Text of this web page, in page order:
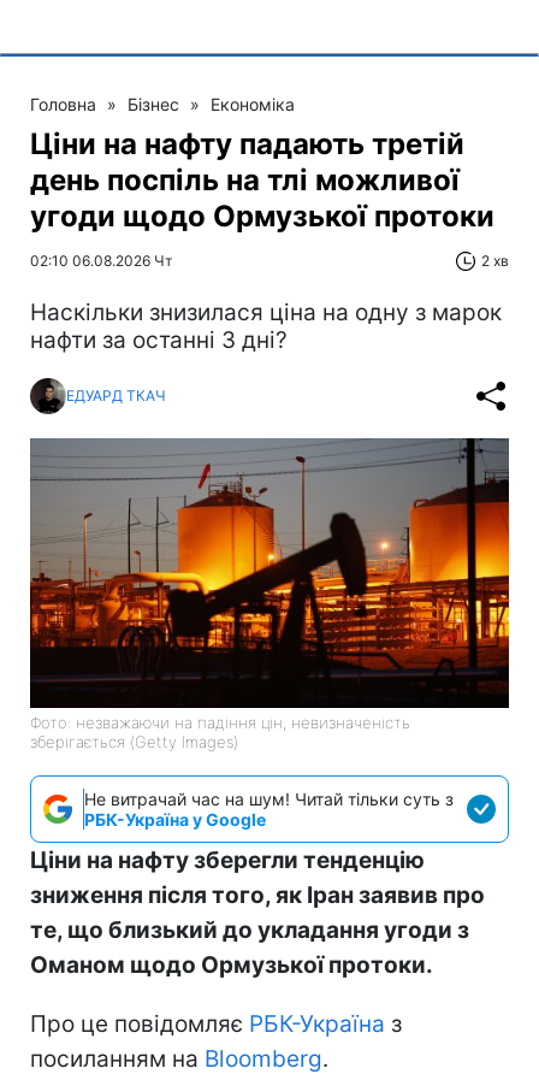
Головна » Бізнес » Економіка
Ціни на нафту падають третій
день поспіль на тлі можливої
угоди щодо Ормузької протоки
02:10 06.08.2026 Чт 2 хв
Наскільки знизилася ціна на одну з марок
нафти за останні 3 дні?
ЕДУАРД ТКАЧ
Фото: незважаючи на падіння цін, невизначеність
зберігається (Getty Images)
Не витрачай час на шум! Читай тільки суть з
РБК-Україна у Google
Ціни на нафту зберегли тенденцію
зниження після того, як Іран заявив про
те, що близький до укладання угоди з
Оманом щодо Ормузької протоки.
Про це повідомляє РБК-Україна з
посиланням на Bloomberg.